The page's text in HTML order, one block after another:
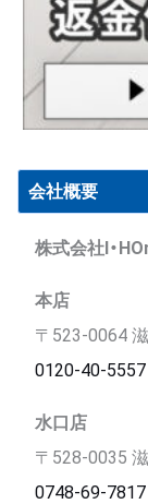
会社概要
株式会社I・
本店
〒523-0064
0120-40-5557
水口店
〒528-0035
0748-69-7817